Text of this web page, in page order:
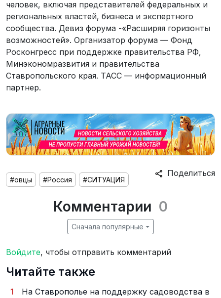
человек, включая представителей федеральных и
региональных властей, бизнеса и экспертного
сообщества. Девиз форума -«Расширяя горизонты
возможностей». Организатор форума — Фонд
Росконгресс при поддержке правительства РФ,
Минэкономразвития и правительства
Ставропольского края. ТАСС — информационный
партнер.
Поделиться
#овцы #Россия #СИТУАЦИЯ
Комментарии 0
Сначала популярные
Войдите, чтобы отправить комментарий
Читайте также
1
На Ставрополье на поддержку садоводства в